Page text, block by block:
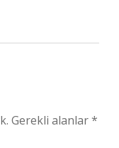
Gerekli alanlar*